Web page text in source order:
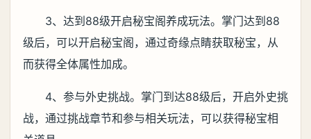
3、达到88级开启秘宝阁养成玩法。掌门达到88
级后，可以开启秘宝阁，通过奇缘点睛获取秘宝，从
而获得全体属性加成。
4、参与外史挑战。掌门到达88级后，开启外史挑
战，通过挑战章节和参与相关玩法，可以获得秘宝相